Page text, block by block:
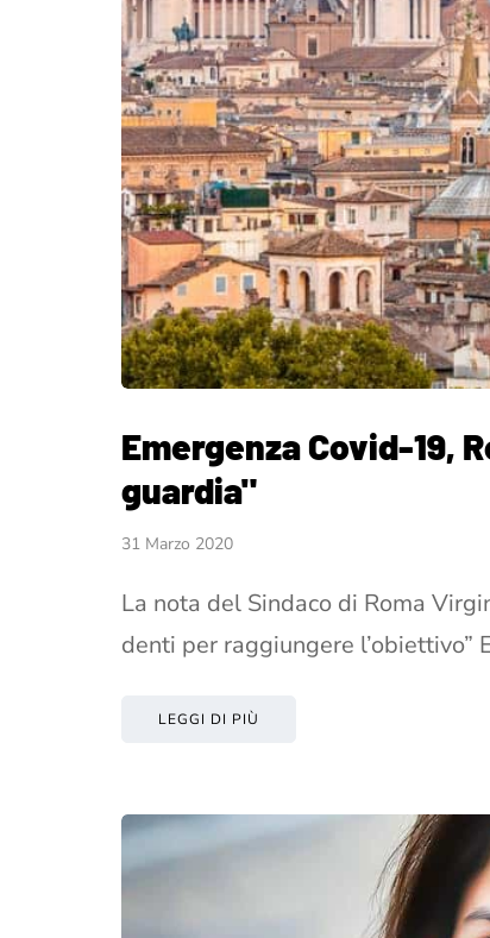
Emergenza Covid-19,
guardia"
31 Marzo 2020
La nota del Sindaco di Roma
denti per raggiungere l’obiettivo”
LEGGI DI PIÙ